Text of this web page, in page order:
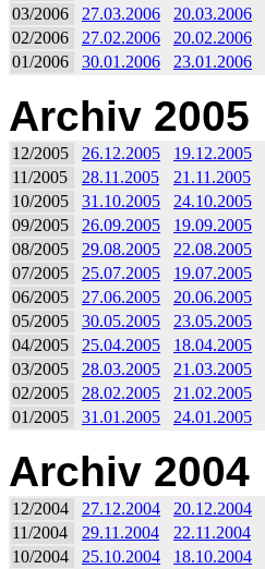
03/2006
27.03.2006 20.03.2006
02/2006
27.02.2006 20.02.2006
01/2006
30.01.2006 23.01.2006
Archiv 2005
12/2005 26.12.2005 19.12.2005
11/2005
28.11.2005 21.11.2005
10/2005
31.10.2005 24.10.2005
09/2005
26.09.2005 19.09.2005
08/2005
29.08.2005 22.08.2005
07/2005
25.07.2005 19.07.2005
06/2005
27.06.2005 20.06.2005
05/2005
30.05.2005 23.05.2005
04/2005
25.04.2005 18.04.2005
03/2005
28.03.2005 21.03.2005
02/2005
28.02.2005 21.02.2005
01/2005
31.01.2005 24.01.2005
Archiv 2004
12/2004 27.12.2004 20.12.2004
11/2004
29.11.2004 22.11.2004
10/2004
25.10.2004 18.10.2004